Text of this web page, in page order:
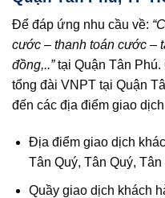
Để đáp ứng nhu cầu về:
cước – thanh toán cước –
đồng,..”tại Quận Tân
tổng đài VNPT tại Quận
đến các địa điểm giao
Địa điểm giao dịch
Tân Quý, Tân Quý, Tân
Quầy giao dịch khách